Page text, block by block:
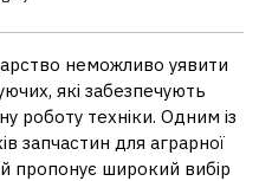
неможливо уявити
які забезпечують
роботу техніки. Одним із
запчастин для аграрної
пропонує широкий вибір